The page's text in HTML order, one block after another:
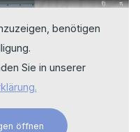
benötigen
Sie in unserer
öffnen